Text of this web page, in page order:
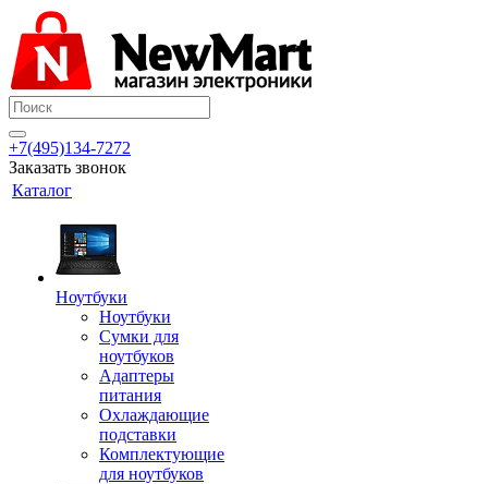
+7(495)134-7272
Заказать звонок
Каталог
Ноутбуки
Ноутбуки
Сумки для
ноутбуков
Адаптеры
питания
Охлаждающие
подставки
Комплектующие
для ноутбуков